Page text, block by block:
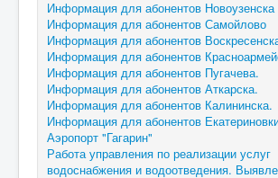
Информация для абонентов Новоузенска
Информация для абонентов Самойлово
Информация для абонентов
Информация для абонентов
Информация для абонентов Пугачева.
Информация для абонентов Аткарска.
Информация для абонентов Калининска.
Информация для абонентов
Аэропорт "Гагарин"
Работа управления по реализации услуг
водоснабжения и водоотведения.